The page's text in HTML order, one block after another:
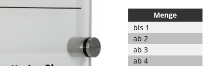
Menge
bis 1
ab 2
ab 3
ab 4